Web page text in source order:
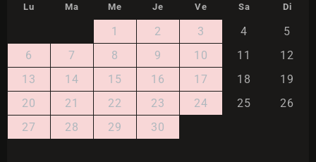
Lu Ma Me Je Ve Sa Di
1 2 3 4
5
6
7 8 9 10 11
12
13
14 15 16 17 18
19
20
21 22 23 24 25
26
27
28 29 30
Chercher